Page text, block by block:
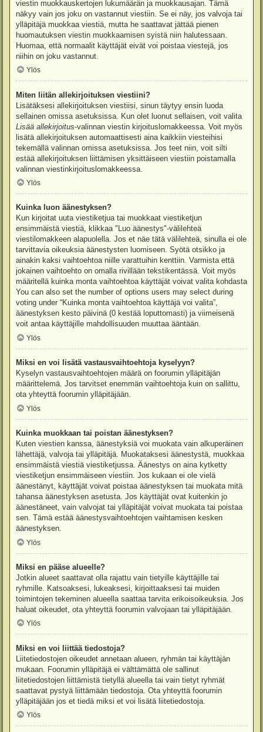
viestin muokkauskertojen lukumäärän ja muokkausajan. Tämä
näkyy vain jos joku on vastannut viestiin. Se ei näy, jos valvoja tai
ylläpitäjä muokkaa viestiä, mutta he saattavat jättää pienen
huomautuksen viestin muokkaamisen syistä niin halutessaan.
Huomaa, että normaalit käyttäjät eivät voi poistaa viestejä, jos
niihin on joku vastannut.
Ylös
Miten liitän allekirjoituksen viestiini?
Lisätäksesi allekirjoituksen viestiisi, sinun täytyy ensin luoda
sellainen omissa asetuksissa. Kun olet luonut sellaisen, voit valita
Lisää allekirjoitus-valinnan viestin kirjoituslomakkeessa. Voit myös
lisätä allekirjoituksen automaattisesti aina kaikkiin viesteihisi
tekemällä valinnan omissa asetuksissa. Jos teet niin, voit silti
estää allekirjoituksen liittämisen yksittäiseen viestiin poistamalla
valinnan viestinkirjoituslomakkeessa.
Ylös
Kuinka luon äänestyksen?
Kun kirjoitat uuta viestiketjua tai muokkaat viestiketjun
ensimmäistä viestiä, klikkaa "Luo äänestys"-välilehteä
viestilomakkeen alapuolella. Jos et näe tätä välilehteä, sinulla ei ole
tarvittavia oikeuksia äänestysten luomiseen. Syötä otsikko ja
ainakin kaksi vaihtoehtoa niille varattuihin kenttiin. Varmista että
jokainen vaihtoehto on omalla rivillään tekstikentässä. Voit myös
määritellä kuinka monta vaihtoehtoa käyttäjät voivat valita kohdasta
You can also set the number of options users may select during
voting under “Kuinka monta vaihtoehtoa käyttäjä voi valita”,
äänestyksen kesto päivinä (0 kestää loputtomasti) ja viimeisenä
voit antaa käyttäjille mahdollisuuden muuttaa ääntään.
Ylös
Miksi en voi lisätä vastausvaihtoehtoja kyselyyn?
Kyselyn vastausvaihtoehtojen määrä on foorumin ylläpitäjän
määrittelemä. Jos tarvitset enemmän vaihtoehtoja kuin on sallittu,
ota yhteyttä foorumin ylläpitäjään.
Ylös
Kuinka muokkaan tai poistan äänestyksen?
Kuten viestien kanssa, äänestyksiä voi muokata vain alkuperäinen
lähettäjä, valvoja tai ylläpitäjä. Muokataksesi äänestystä, muokkaa
ensimmäistä viestiä viestiketjussa. Äänestys on aina kytketty
viestiketjun ensimmäiseen viestiin. Jos kukaan ei ole vielä
äänestänyt, käyttäjät voivat poistaa äänestyksen tai muokata mitä
tahansa äänestyksen asetusta. Jos käyttäjät ovat kuitenkin jo
äänestäneet, vain valvojat tai ylläpitäjät voivat muokata tai poistaa
sen. Tämä estää äänestysvaihtoehtojen vaihtamisen kesken
äänestyksen.
Ylös
Miksi en pääse alueelle?
Jotkin alueet saattavat olla rajattu vain tietyille käyttäjille tai
ryhmille. Katsoaksesi, lukeaksesi, kirjoittaaksesi tai muiden
toimintojen tekeminen alueella saattaa tarvita erikoisoikeuksia. Jos
haluat oikeudet, ota yhteyttä foorumin valvojaan tai ylläpitäjään.
Ylös
Miksi en voi liittää tiedostoja?
Liitetiedostojen oikeudet annetaan alueen, ryhmän tai käyttäjän
mukaan. Foorumin ylläpitäjä ei välttämättä ole sallinut
liitetiedostojen liittämistä tietyllä alueella tai vain tietyt ryhmät
saattavat pystyä liittämään tiedostoja. Ota yhteyttä foorumin
ylläpitäjään jos et tiedä miksi et voi lisätä liitetiedostoja.
Ylös